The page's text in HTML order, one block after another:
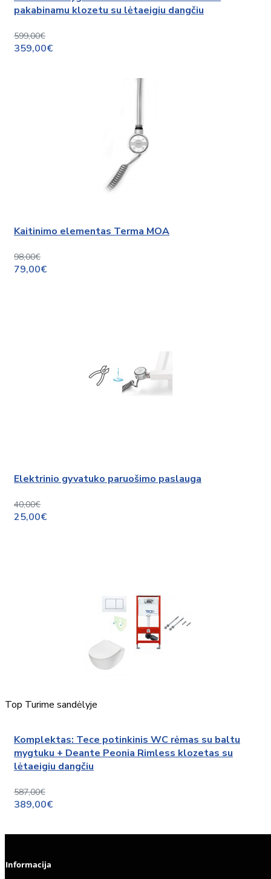
pakabinamu klozetu su lėtaeigiu dangčiu
599,00€
359,00€
Kaitinimo elementas Terma MOA
98,00€
79,00€
Elektrinio gyvatuko paruošimo paslauga
40,00€
25,00€
Top Turime sandėlyje
Komplektas: Tece potinkinis WC rėmas su baltu
mygtuku + Deante Peonia Rimless klozetas su
lėtaeigiu dangčiu
587,00€
389,00€
Informacija